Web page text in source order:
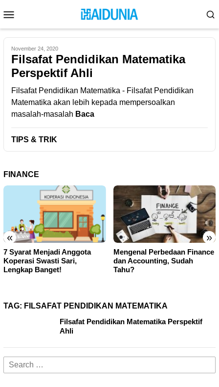
to
contentMenu
November 24, 2020
Filsafat Pendidikan Matematika
Perspektif Ahli
Filsafat Pendidikan Matematika - Filsafat Pendidikan
Matematika akan lebih kepada mempersoalkan
masalah-masalah Baca
TIPS & TRIK
FINANCE
« »
Mengenal Perbedaan Finance
dan Accounting, Sudah
Tahu?
Cara Menghapus Daftar
Transfer Rekening BCA
Mobile Banking!
TAG: FILSAFAT PENDIDIKAN MATEMATIKA
Filsafat Pendidikan Matematika Perspektif
Ahli
Search
for: